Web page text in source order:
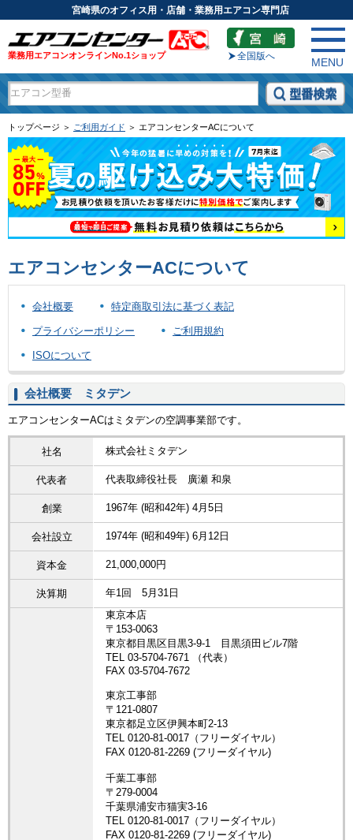
宮崎県のオフィス用・店舗・業務用エアコン専門店
業務用エアコンオンラインNo.1ショップ 全国版へ
MENU
トップページ ＞ ご利用ガイド ＞ エアコンセンターACについて
エアコンセンターACについて
会社概要 特定商取引法に基づく表記
プライバシーポリシー ご利用規約
ISOについて
会社概要 ミタデン
エアコンセンターACはミタデンの空調事業部です。
社名 株式会社ミタデン
代表者 代表取締役社長 廣瀬 和泉
創業 1967年 (昭和42年) 4月5日
会社設立 1974年 (昭和49年) 6月12日
資本金 21,000,000円
決算期 年1回 5月31日